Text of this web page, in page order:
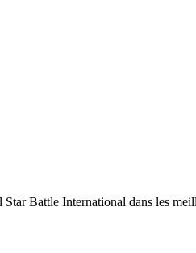
Battle International dans les